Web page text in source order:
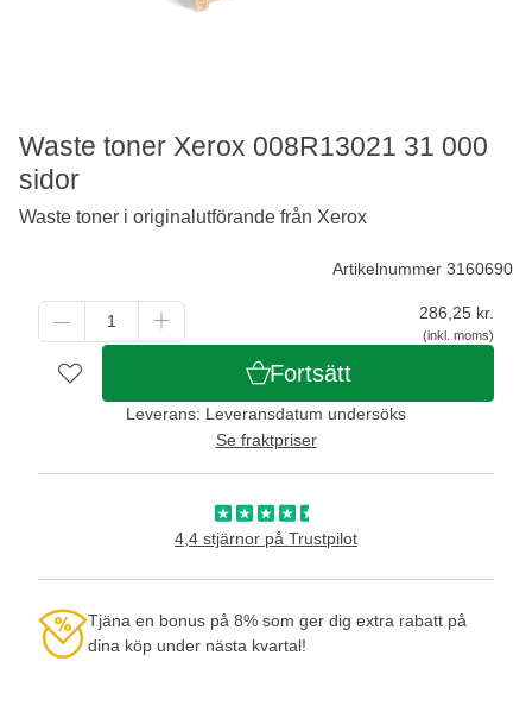
Artikelnummer 3160690
286,25 kr.
(inkl. moms)
Fortsätt
Leverans: Leveransdatum undersöks
Se fraktpriser
4,4 stjärnor på Trustpilot
Tjäna en bonus på 8% som ger dig extra rabatt på
dina köp under nästa kvartal!
Waste toner Xerox 008R13021 31 000
sidor
Waste toner i originalutförande från Xerox